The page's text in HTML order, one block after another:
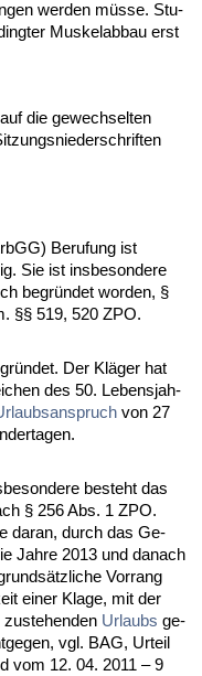
wer­den müsse. Stu­
Mus­kelab­bau erst
die ge­wech­sel­ten
Be­ru­fung ist
Sie ist ins­be­son­de­re
be­gründet wor­den, §
§§ 519, 520 ZPO.
Der Kläger hat
des 50. Le­bens­jah­
von 27
be­steht das
§ 256 Abs. 1 ZPO.
dar­an, durch das Ge­
Jah­re 2013 und da­nach
Vor­rang
ei­ner Kla­ge, mit der
Ur­laubs ge­
vgl. BAG, Ur­teil
vom 12. 04. 2011 – 9